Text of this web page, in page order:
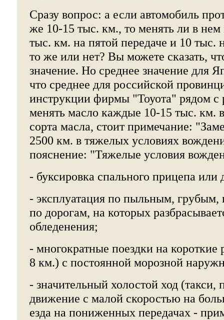
Сразу вопрос: а если автомобиль
же 10-15 тыс. км., то менять ли в нем
тыс. км. на пятой передаче и 10 тыс.
то же или нет? Вы можете сказать,
значение. Но среднее значение для
что среднее для российской
инструкции фирмы "Тоуота" рядом с
менять масло каждые 10-15 тыс. км.
сорта масла, стоит примечание:
2500 км. в тяжелых условиях
пояснение: "Тяжелые условия
- буксировка спального прицепа или
- эксплуатация по пыльным, грубым,
по дорогам, на которых
обледенения;
- многократные поездки на короткие
8 км.) с постоянной морозной
- значительный холостой ход
движение с малой скоростью на
езда на пониженных передачах -